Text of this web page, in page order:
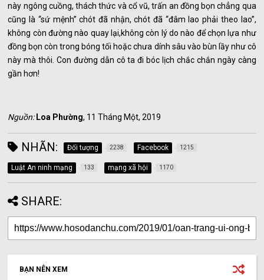
này ngông cuồng, thách thức và cổ vũ, trấn an đồng bọn chẳng qua
cũng là “sứ mệnh” chót đã nhận, chót đã “đâm lao phải theo lao”,
không còn đường nào quay lại,không còn lý do nào để chọn lựa như
đồng bọn còn trong bóng tối hoặc chưa dính sâu vào bùn lầy như cô
này mà thôi. Con đường dẫn cô ta đi bóc lịch chắc chắn ngày càng
gần hơn!
Nguồn: Loa Phường, 11 Tháng Một, 2019
NHÃN: Đối tượng 2238 Facebook 1215
Luật An ninh mạng 133 mạng xã hội 1170
SHARE:
BẠN NÊN XEM